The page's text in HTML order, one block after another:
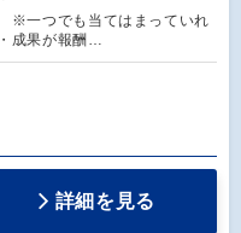
※一つでも当てはまっていれ
成果が報酬…
詳細を見る